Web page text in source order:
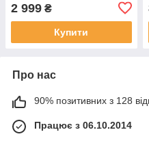
2 999 ₴
Купити
Про нас
90% позитивних з 128
Працює з 06.10.2014